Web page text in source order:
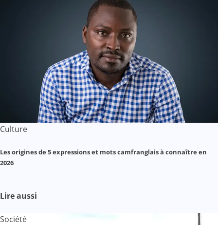
Culture
Les origines de 5 expressions et mots camfranglais à connaître en
2026
Lire aussi
Société